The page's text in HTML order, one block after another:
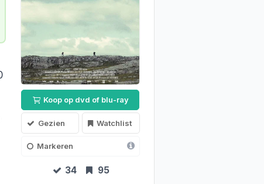
Koop op dvd of blu-ray
Gezien Watchlist
Markeren
34
95